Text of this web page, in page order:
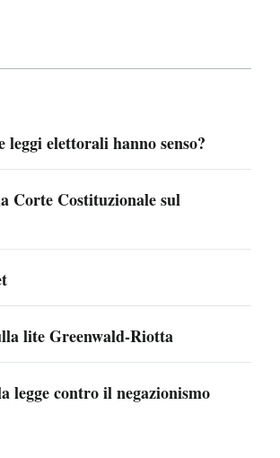
elettorali hanno senso?
Corte Costituzionale sul
lite Greenwald-Riotta
legge contro il negazionismo